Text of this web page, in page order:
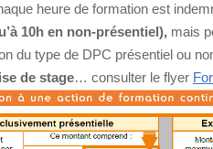
heure de formation est
10h en non-présentiel), mais
du type de DPC présentiel ou
de stage… consulter le flyer